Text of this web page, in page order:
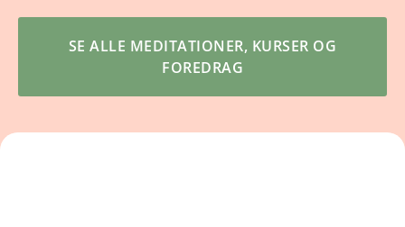
SE ALLE MEDITATIONER, KURSER OG
FOREDRAG